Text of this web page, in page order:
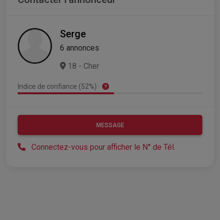
Serge
6 annonces
18 - Cher
Indice de confiance (52%)
MESSAGE
Connectez-vous pour afficher le N° de Tél.